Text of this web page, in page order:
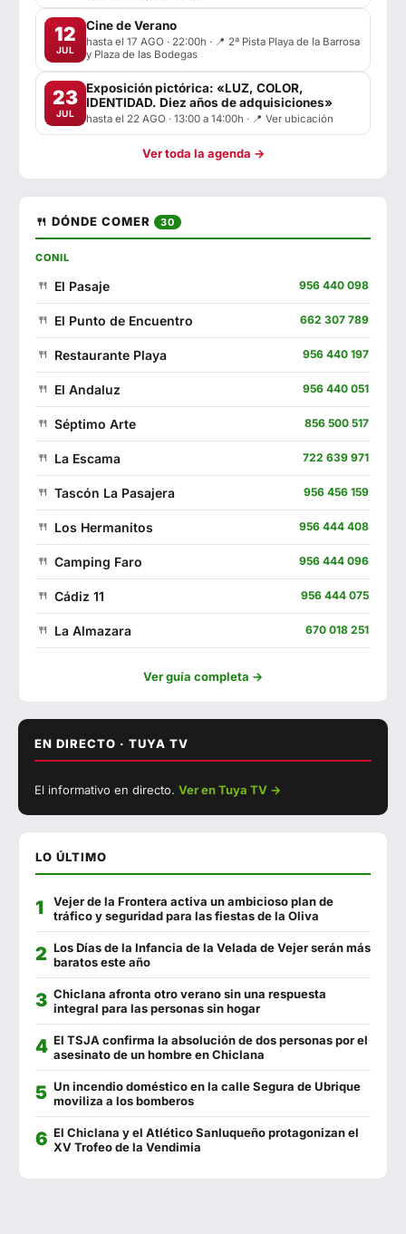
12
JUL
Cine de Verano
hasta el 17 AGO · 22:00h · 📍 2ª Pista Playa de la Barrosa
y Plaza de las Bodegas
23
JUL
Exposición pictórica: «LUZ, COLOR,
IDENTIDAD. Diez años de adquisiciones»
hasta el 22 AGO · 13:00 a 14:00h · 📍 Ver ubicación
Ver toda la agenda →
🍴 DÓNDE COMER 30
CONIL
El Pasaje 956 440 098
El Punto de Encuentro 662 307 789
Restaurante Playa 956 440 197
El Andaluz 956 440 051
Séptimo Arte 856 500 517
La Escama 722 639 971
Tascón La Pasajera 956 456 159
Los Hermanitos 956 444 408
Camping Faro 956 444 096
Cádiz 11 956 444 075
La Almazara 670 018 251
Kanaia 693 908 991
El Estadio 602 557 739
Malabata 625 293 879
La Plazuela Gastrobar 634 648 471
Venta Pericón 956 440 746
La Chanca 956 928 278
El Mercado
El Sopa 956 443 690
Cervecería Los Tres Hermanos
Francisco Fontanilla
Casa Manolo Fuguilla
La Fontanilla 956 441 130
Ver guía completa →
EN DIRECTO · TUYA TV
EN DIRECTO
El informativo en directo. Ver en Tuya TV →
LO ÚLTIMO
Vejer de la Frontera activa un ambicioso plan de
tráfico y seguridad para las fiestas de la Oliva
Los Días de la Infancia de la Velada de Vejer serán más
baratos este año
Chiclana afronta otro verano sin una respuesta
integral para las personas sin hogar
El TSJA confirma la absolución de dos personas por el
asesinato de un hombre en Chiclana
Un incendio doméstico en la calle Segura de Ubrique
moviliza a los bomberos
El Chiclana y el Atlético Sanluqueño protagonizan el
XV Trofeo de la Vendimia